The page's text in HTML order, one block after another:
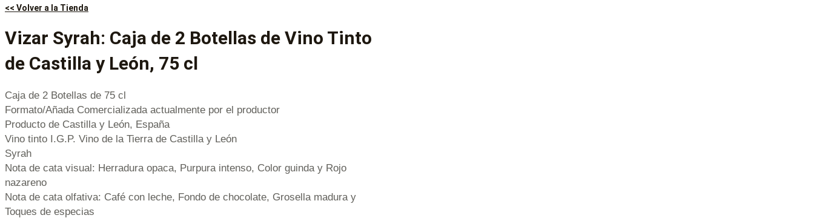
<< Volver a la Tienda
Vizar Syrah: Caja de 2 Botellas de Vino Tinto
de Castilla y León, 75 cl
Caja de 2 Botellas de 75 cl
Formato/Añada Comercializada actualmente por el productor
Producto de Castilla y León, España
Vino tinto I.G.P. Vino de la Tierra de Castilla y León
Syrah
Nota de cata visual: Herradura opaca, Purpura intenso, Color guinda y Rojo
nazareno
Nota de cata olfativa: Café con leche, Fondo de chocolate, Grosella madura y
Toques de especias